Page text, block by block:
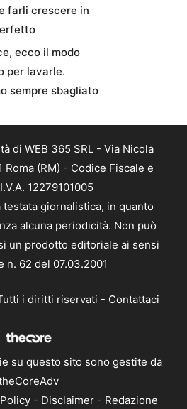
farli crescere in
ecco il modo
per lavarle.
sempre sbagliato
di WEB 365 SRL - Via Nicola
Roma (RM) - Codice Fiscale e
12279101005
testata giornalistica, in quanto
alcuna periodicità. Non può
un prodotto editoriale ai sensi
n. 62 del 07.03.2001
i diritti riservati - Contattaci
su questo sito sono gestite da
- Disclaimer - Redazione